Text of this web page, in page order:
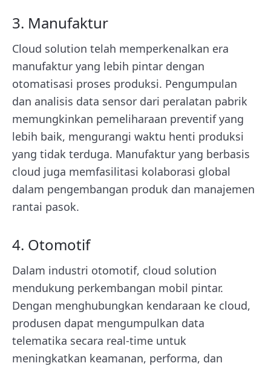
3. Manufaktur
Cloud solution telah memperkenalkan era
manufaktur yang lebih pintar dengan
otomatisasi proses produksi. Pengumpulan
dan analisis data sensor dari peralatan pabrik
memungkinkan pemeliharaan preventif yang
lebih baik, mengurangi waktu henti produksi
yang tidak terduga. Manufaktur yang berbasis
cloud juga memfasilitasi kolaborasi global
dalam pengembangan produk dan manajemen
rantai pasok.
4. Otomotif
Dalam industri otomotif, cloud solution
mendukung perkembangan mobil pintar.
Dengan menghubungkan kendaraan ke cloud,
produsen dapat mengumpulkan data
telematika secara real-time untuk
meningkatkan keamanan, performa, dan